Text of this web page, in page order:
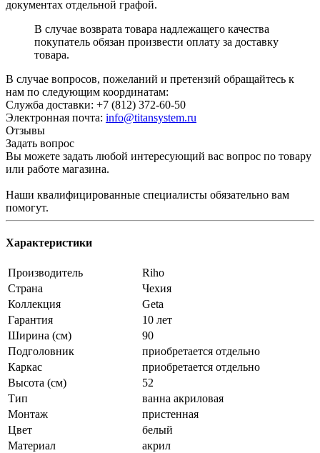
документах отдельной графой.
В случае возврата товара надлежащего качества
покупатель обязан произвести оплату за доставку
товара.
В случае вопросов, пожеланий и претензий обращайтесь к
нам по следующим координатам:
Служба доставки: +7 (812) 372-60-50
Электронная почта: info@titansystem.ru
Отзывы
Задать вопрос
Вы можете задать любой интересующий вас вопрос по товару
или работе магазина.
Наши квалифицированные специалисты обязательно вам
помогут.
Характеристики
Производитель
Riho
Страна
Чехия
Коллекция
Geta
Гарантия
10 лет
Ширина (см)
90
Подголовник
приобретается отдельно
Каркас
приобретается отдельно
Высота (см)
52
Тип
ванна акриловая
Монтаж
пристенная
Цвет
белый
Материал
акрил